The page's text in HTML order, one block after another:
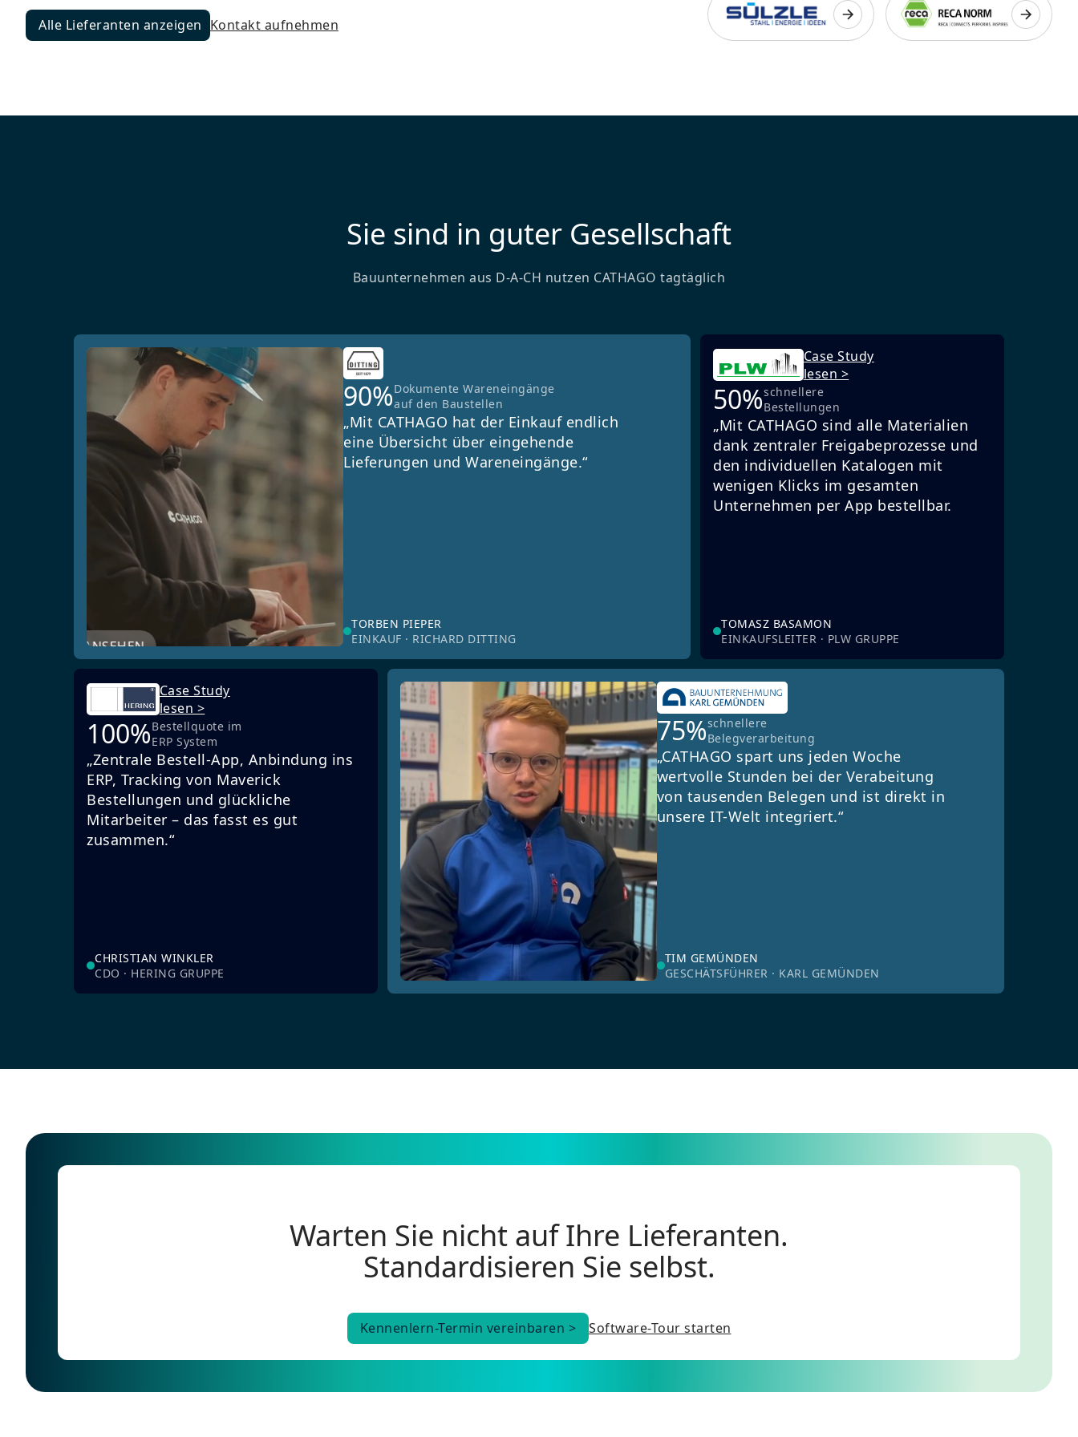
Alle Lieferanten anzeigen
Alle Lieferanten anzeigen
Kontakt aufnehmen
Sie sind in guter Gesellschaft
Bauunternehmen aus D-A-CH nutzen CATHAGO tagtäglich
JETZT ANSEHEN
90%Dokumente Wareneingänge
auf den Baustellen
„Mit CATHAGO hat der Einkauf endlich
eine Übersicht über eingehende
Lieferungen und Wareneingänge.“
TORBEN PIEPER
EINKAUF · RICHARD DITTING
Case Study
lesen >
50%schnellere
Bestellungen
„Mit CATHAGO sind alle Materialien
dank zentraler Freigabeprozesse und
den individuellen Katalogen mit
wenigen Klicks im gesamten
Unternehmen per App bestellbar.
TOMASZ BASAMON
EINKAUFSLEITER · PLW GRUPPE
Case Study
lesen >
100%Bestellquote im
ERP System
„Zentrale Bestell-App, Anbindung ins
ERP, Tracking von Maverick
Bestellungen und glückliche
Mitarbeiter – das fasst es gut
zusammen.“
CHRISTIAN WINKLER
CDO · HERING GRUPPE
75%schnellere
Belegverarbeitung
„CATHAGO spart uns jeden Woche
wertvolle Stunden bei der Verabeitung
von tausenden Belegen und ist direkt in
unsere IT-Welt integriert.“
TIM GEMÜNDEN
GESCHÄTSFÜHRER · KARL GEMÜNDEN
Warten Sie nicht auf Ihre Lieferanten.
Standardisieren Sie selbst.
Kennenlern-Termin vereinbaren >
Kennenlern-Termin vereinbaren >
Software-Tour starten